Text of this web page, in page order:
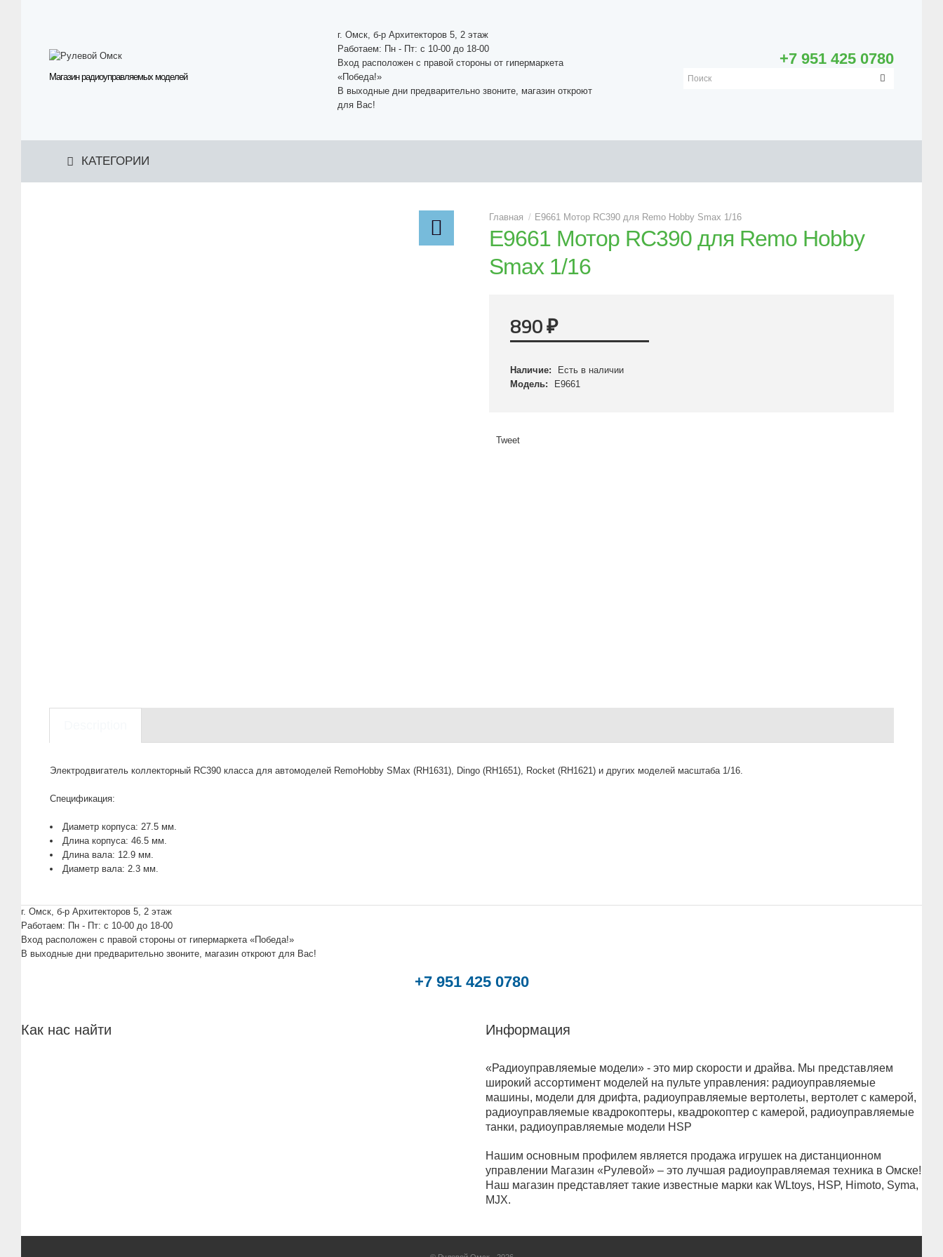
Магазин радиоуправляемых моделей
г. Омск, б-р Архитекторов 5, 2 этаж
Работаем: Пн - Пт: c 10-00 до 18-00
Вход расположен с правой стороны от гипермаркета
«Победа!»
В выходные дни предварительно звоните, магазин откроют
для Вас!
+7 951 425 0780
КАТЕГОРИИ
E9661 Мотор RC390 для Remo Hobby Smax 1/16
E9661 Мотор RC390 для Remo Hobby
Smax 1/16
890₽
Наличие:
Есть в наличии
Модель:
E9661
Tweet
Электродвигатель коллекторный RC390 класса для автомоделей RemoHobby SMax (RH1631), Dingo (RH1651), Rocket (RH1621) и других моделей масштаба 1/16.
Спецификация:
Диаметр корпуса: 27.5 мм.
Длина корпуса: 46.5 мм.
Длина вала: 12.9 мм.
Диаметр вала: 2.3 мм.
г. Омск, б-р Архитекторов 5, 2 этаж
Работаем: Пн - Пт: c 10-00 до 18-00
Вход расположен с правой стороны от гипермаркета «Победа!»
В выходные дни предварительно звоните, магазин откроют для Вас!
+7 951 425 0780
Как нас найти Информация
«Радиоуправляемые модели» - это мир скорости и драйва. Мы представляем
широкий ассортимент моделей на пульте управления: радиоуправляемые
машины, модели для дрифта, радиоуправляемые вертолеты, вертолет с камерой,
радиоуправляемые квадрокоптеры, квадрокоптер с камерой, радиоуправляемые
танки, радиоуправляемые модели HSP
Нашим основным профилем является продажа игрушек на дистанционном
управлении Магазин «Рулевой» – это лучшая радиоуправляемая техника в Омске!
Наш магазин представляет такие известные марки как WLtoys, HSP, Himoto, Syma,
MJX.